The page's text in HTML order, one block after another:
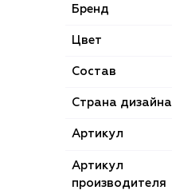
Бренд
Цвет
Состав
Страна дизайна
Артикул
Артикул
производителя